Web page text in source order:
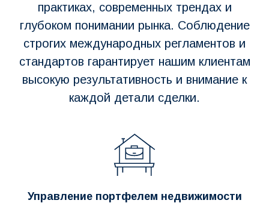
практиках, современных трендах и
глубоком понимании рынка. Соблюдение
строгих международных регламентов и
стандартов гарантирует нашим клиентам
высокую результативность и внимание к
каждой детали сделки.
Управление портфелем недвижимости